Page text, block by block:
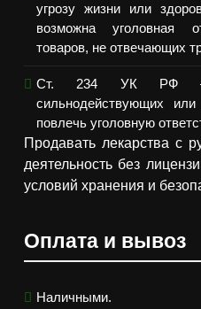
угрозу жизни или
возможна уголовная
товаров, не отвечающих
Ст. 234 УК РФ —
сильнодействующих
повлечь уголовную
Продавать лекарства с
деятельность без
условий хранения и
Оплата и вывоз
Наличными.